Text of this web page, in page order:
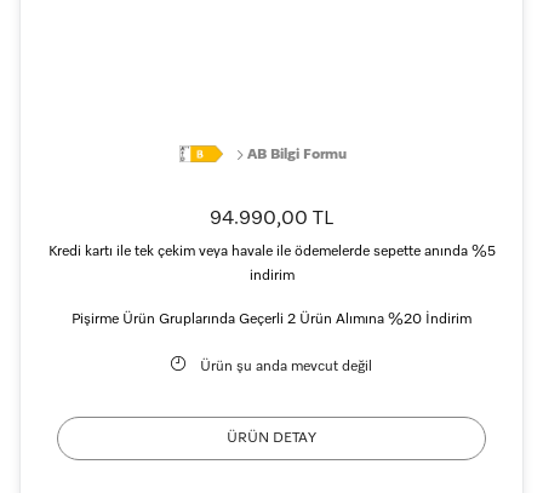
AB Bilgi Formu
94.990,00 TL
Kredi kartı ile tek çekim veya havale ile ödemelerde sepette anında %5
indirim
Pişirme Ürün Gruplarında Geçerli 2 Ürün Alımına %20 İndirim
Ürün şu anda mevcut değil
ÜRÜN DETAY